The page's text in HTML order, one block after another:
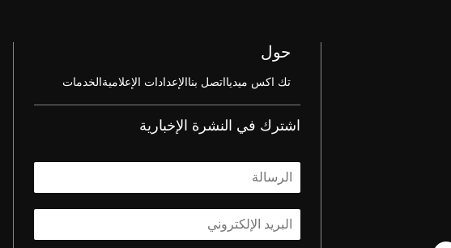
حول
تك اكس ميديااتصل بناالإعدادات الإعلاميةالخدمات
اشترك في النشرة الإخبارية
س